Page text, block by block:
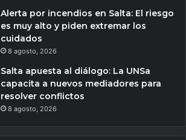
Alerta por incendios en Salta: El riesgo
es muy alto y piden extremar los
cuidados
8 agosto, 2026
Salta apuesta al diálogo: La UNSa
capacita a nuevos mediadores para
resolver conflictos
8 agosto, 2026